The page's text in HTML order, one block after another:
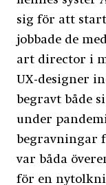
sig för att
jobbade de
art director i
UX-designer
begravt både
under
begravningar
var båda
för en